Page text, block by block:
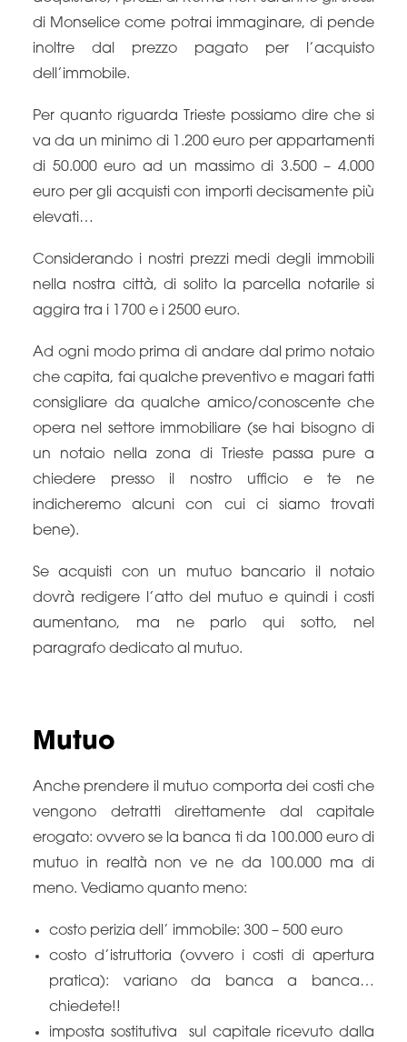
di Monselice come potrai immaginare, di pende
inoltre dal prezzo pagato per l’acquisto
dell’immobile.
Per quanto riguarda Trieste possiamo dire che si
va da un minimo di 1.200 euro per appartamenti
di 50.000 euro ad un massimo di 3.500 – 4.000
euro per gli acquisti con importi decisamente più
elevati…
Considerando i nostri prezzi medi degli immobili
nella nostra città, di solito la parcella notarile si
aggira tra i 1700 e i 2500 euro.
Ad ogni modo prima di andare dal primo notaio
che capita, fai qualche preventivo e magari fatti
consigliare da qualche amico/conoscente che
opera nel settore immobiliare (se hai bisogno di
un notaio nella zona di Trieste passa pure a
chiedere presso il nostro ufficio e te ne
indicheremo alcuni con cui ci siamo trovati
bene).
Se acquisti con un mutuo bancario il notaio
dovrà redigere l’atto del mutuo e quindi i costi
aumentano, ma ne parlo qui sotto, nel
paragrafo dedicato al mutuo.
Mutuo
Anche prendere il mutuo comporta dei costi che
vengono detratti direttamente dal capitale
erogato: ovvero se la banca ti da 100.000 euro di
mutuo in realtà non ve ne da 100.000 ma di
meno. Vediamo quanto meno:
costo perizia dell’ immobile: 300 – 500 euro
costo d’istruttoria (ovvero i costi di apertura
pratica): variano da banca a banca…
chiedete!!
imposta sostitutiva sul capitale ricevuto dalla